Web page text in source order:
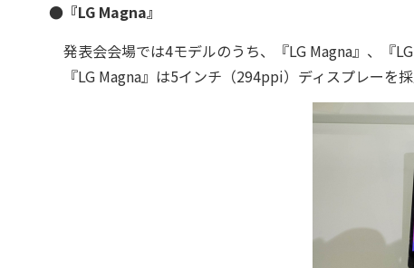
●『LG Magna』
発表会会場では4モデルのうち、『LG Magna』、『
『LG Magna』は5インチ（294ppi）ディスプレーを